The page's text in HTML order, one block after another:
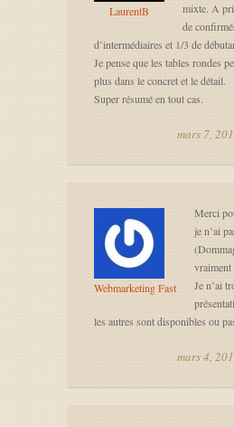
LaurentB
mixte. A
de
d’intermédiaires et 1/3 de
Je pense que les tables rondes
plus dans le concret et le détail.
Super résumé en tout cas.
mars 7,
Webmarketing Fast
Merci
je n’ai
vraiment
Je n’ai
les autres sont disponibles ou
mars 4,